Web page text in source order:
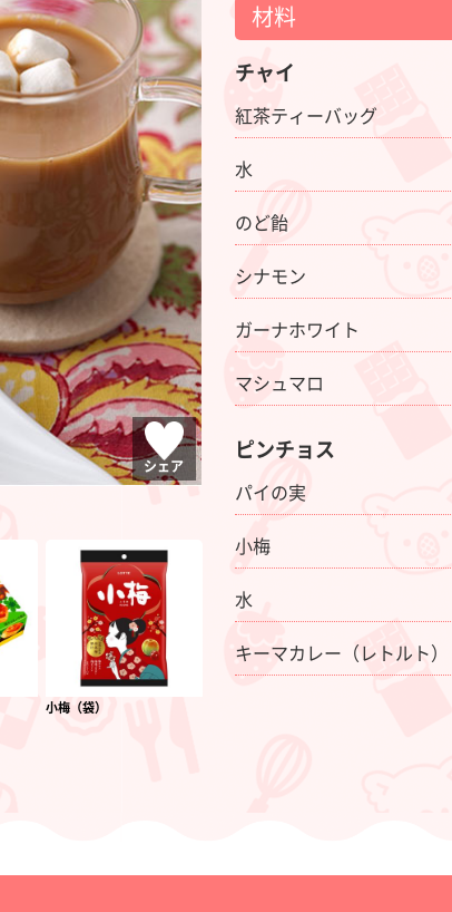
シェア
小梅（袋）
材料
チャイ
紅茶ティーバッグ
水
のど飴
シナモン
ガーナホワイト
マシュマロ
ピンチョス
パイの実
小梅
水
キーマカレー（レトルト）